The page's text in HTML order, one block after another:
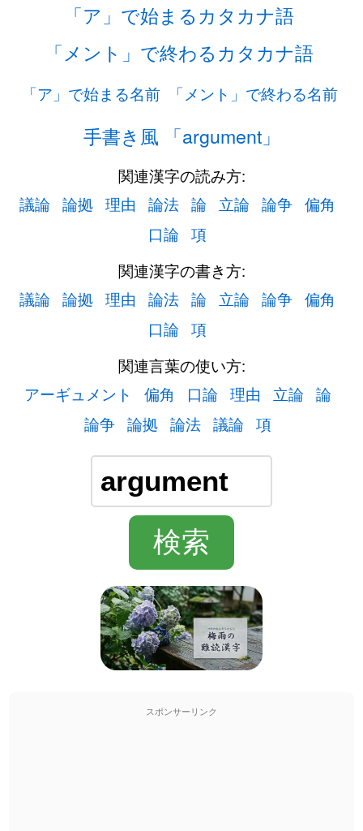
「ア」で始まるカタカナ語
「メント」で終わるカタカナ語
「ア」で始まる名前 「メント」で終わる名前
手書き風 「argument」
関連漢字の読み方:
議論
論拠 理由 論法 論 立論 論争 偏角
口論
項
関連漢字の書き方:
議論
論拠 理由 論法 論 立論 論争 偏角
口論
項
関連言葉の使い方:
アーギュメント
偏角 口論 理由 立論
論
論争 論拠 論法 議論 項
スポンサーリンク